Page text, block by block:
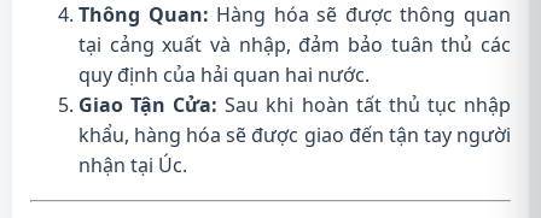
Thông Quan: Hàng hóa sẽ được thông quan
tại cảng xuất và nhập, đảm bảo tuân thủ các
quy định của hải quan hai nước.
Giao Tận Cửa: Sau khi hoàn tất thủ tục nhập
khẩu, hàng hóa sẽ được giao đến tận tay người
nhận tại Úc.